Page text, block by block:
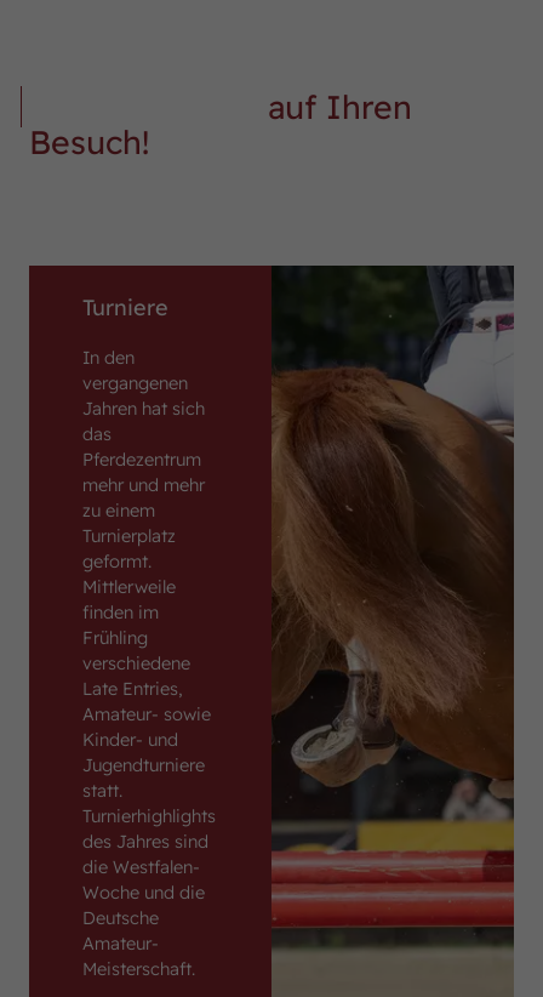
auf Ihren
Besuch!
Turniere
In den
vergangenen
Jahren hat sich
das
Pferdezentrum
mehr und mehr
zu einem
Turnierplatz
geformt.
Mittlerweile
finden im
Frühling
verschiedene
Late Entries,
Amateur- sowie
Kinder- und
Jugendturniere
statt.
Turnierhighlights
des Jahres sind
die Westfalen-
Woche und die
Deutsche
Amateur-
Meisterschaft.